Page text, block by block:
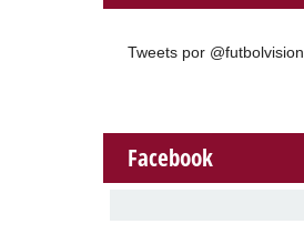
Tweets por @futbolvision
Facebook